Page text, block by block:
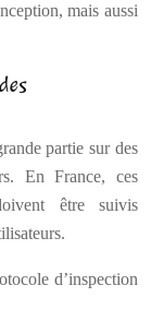
mais aussi
partie sur des
En France, ces
être suivis
d’inspection